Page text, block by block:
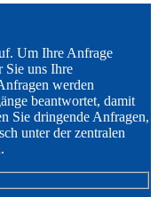
Um Ihre Anfrage
Sie uns Ihre
werden
beantwortet, damit
Sie dringende Anfragen,
unter der zentralen